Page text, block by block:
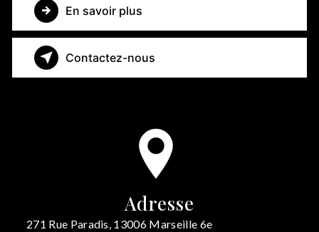
En savoir plus
Contactez-nous
Adresse
271 Rue Paradis, 13006 Marseille 6e